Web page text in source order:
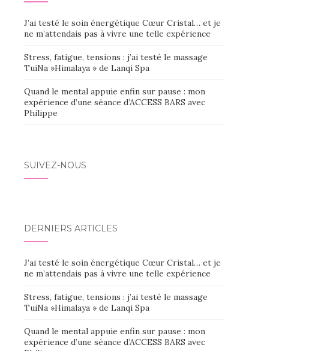
J’ai testé le soin énergétique Cœur Cristal… et je
ne m’attendais pas à vivre une telle expérience
Stress, fatigue, tensions : j’ai testé le massage
TuiNa »Himalaya » de Lanqi Spa
Quand le mental appuie enfin sur pause : mon
expérience d’une séance d’ACCESS BARS avec
Philippe
SUIVEZ-NOUS
DERNIERS ARTICLES
J’ai testé le soin énergétique Cœur Cristal… et je
ne m’attendais pas à vivre une telle expérience
Stress, fatigue, tensions : j’ai testé le massage
TuiNa »Himalaya » de Lanqi Spa
Quand le mental appuie enfin sur pause : mon
expérience d’une séance d’ACCESS BARS avec